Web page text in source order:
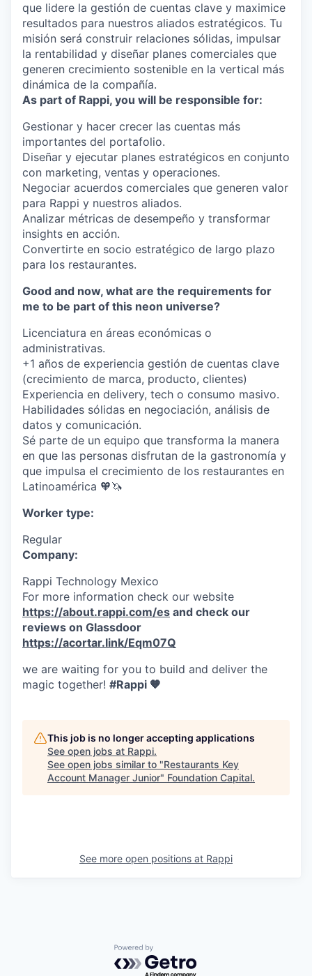
que lidere la gestión de cuentas clave y maximice
resultados para nuestros aliados estratégicos. Tu
misión será construir relaciones sólidas, impulsar
la rentabilidad y diseñar planes comerciales que
generen crecimiento sostenible en la vertical más
dinámica de la compañía.
As part of Rappi, you will be responsible for:
Gestionar y hacer crecer las cuentas más
importantes del portafolio.
Diseñar y ejecutar planes estratégicos en conjunto
con marketing, ventas y operaciones.
Negociar acuerdos comerciales que generen valor
para Rappi y nuestros aliados.
Analizar métricas de desempeño y transformar
insights en acción.
Convertirte en socio estratégico de largo plazo
para los restaurantes.
Good and now, what are the requirements for
me to be part of this neon universe?
Licenciatura en áreas económicas o
administrativas.
+1 años de experiencia gestión de cuentas clave
(crecimiento de marca, producto, clientes)
Experiencia en delivery, tech o consumo masivo.
Habilidades sólidas en negociación, análisis de
datos y comunicación.
Sé parte de un equipo que transforma la manera
en que las personas disfrutan de la gastronomía y
que impulsa el crecimiento de los restaurantes en
Latinoamérica 🧡🦄
Worker type:
Regular
Company:
Rappi Technology Mexico
For more information check our website
https://about.rappi.com/es and check our
reviews on Glassdoor
https://acortar.link/Eqm07Q
we are waiting for you to build and deliver the
magic together! #Rappi 🧡
This job is no longer accepting applications
See open jobs at Rappi.
See open jobs similar to "Restaurants Key
Account Manager Junior" Foundation Capital.
See more open positions at Rappi
Powered by Getro.com